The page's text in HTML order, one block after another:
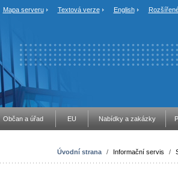
Mapa serveru Textová verze English
Občan a úřad EU Nabídky a zakázky
Úvodní strana / Informační servis /